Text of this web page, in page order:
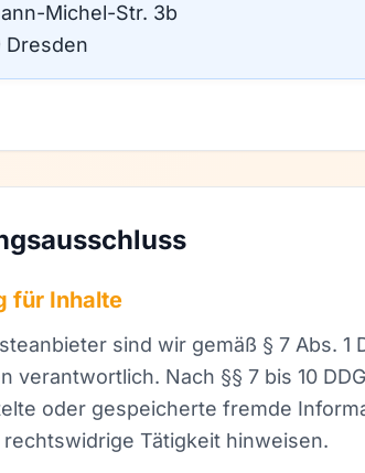
Michel-Str. 3b
Dresden
für Inhalte
sind wir gemäß § 7 Abs.
verantwortlich. Nach §§ 7 bis 10
oder gespeicherte fremde
Tätigkeit hinweisen.